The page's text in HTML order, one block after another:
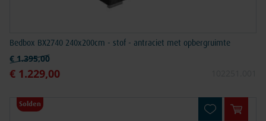
Bedbox BX2740 240x200cm - stof - antraciet met opbergruimte
Speciale prijs
€ 1.229,00
Normale prijs
€ 1.395,00
Solden
In